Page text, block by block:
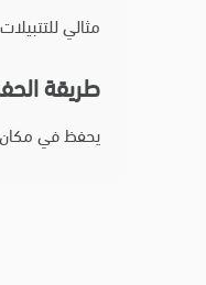
مثالي
طريقة
يحفظ في